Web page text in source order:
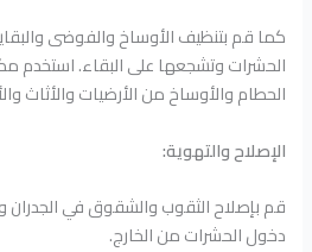
كما قم بتنظيف الأوساخ والفوضى
الحشرات وتشجعها على البقاء. استخدم
الحطام والأوساخ من الأرضيات والأثاث
الإصلاح والتهوية:
قم بإصلاح الثقوب والشقوق في الجدران
دخول الحشرات من الخارج.